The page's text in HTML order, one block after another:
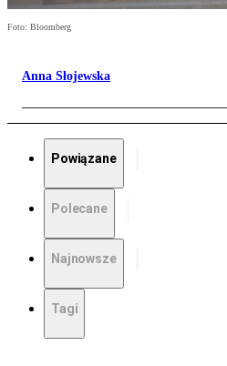
Foto: Bloomberg
Anna Słojewska
Powiązane
Polecane
Najnowsze
Tagi